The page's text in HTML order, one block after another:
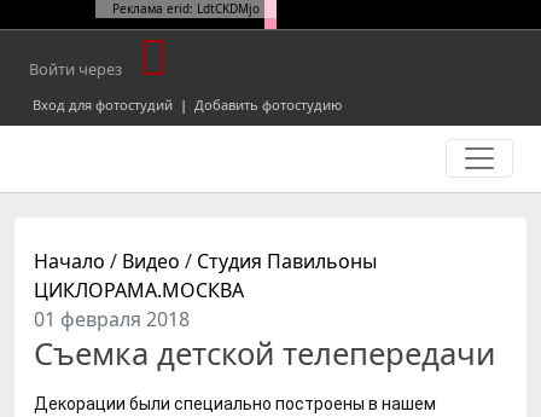
Реклама erid: LdtCKDMjo
Войти через
Вход для фотостудий | Добавить фотостудию
Начало / Видео / Студия Павильоны
ЦИКЛОРАМА.МОСКВА
01 февраля 2018
Съемка детской телепередачи
Декорации были специально построены в нашем